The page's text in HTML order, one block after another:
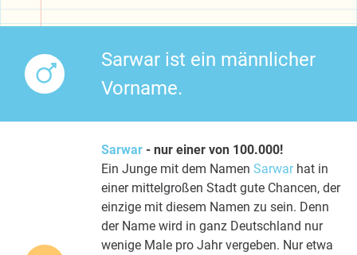
Sarwar ist ein männlicher
Vorname.
Sarwar - nur einer von 100.000!
Ein Junge mit dem Namen Sarwarhat in
einer mittelgroßen Stadt gute Chancen, der
einzige mit diesem Namen zu sein. Denn
der Name wird in ganz Deutschland nur
wenige Male pro Jahr vergeben. Nur etwa